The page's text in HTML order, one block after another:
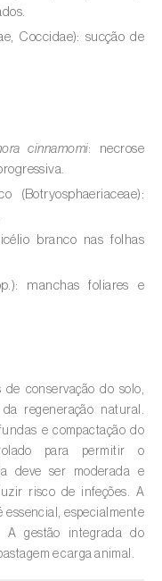
sativa
)
Coccidae): sucção de
cinnamomi: necrose
(Botryosphaeriaceae):
branco nas folhas
manchas foliares e
conservação do solo,
regeneração natural.
e compactação do
para permitir o
deve ser moderada e
risco de infeções. A
essencial, especialmente
A gestão integrada do
e carga animal.